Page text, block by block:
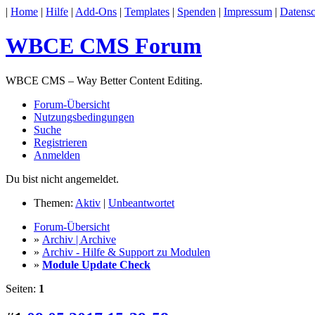
| Home | Hilfe | Add-Ons | Templates | Spenden | Impressum |
WBCE CMS Forum
WBCE CMS – Way Better Content Editing.
Forum-Übersicht
Nutzungsbedingungen
Suche
Registrieren
Anmelden
Du bist nicht angemeldet.
Themen: Aktiv | Unbeantwortet
Forum-Übersicht
» Archiv | Archive
» Archiv - Hilfe & Support zu Modulen
» Module Update Check
Seiten: 1